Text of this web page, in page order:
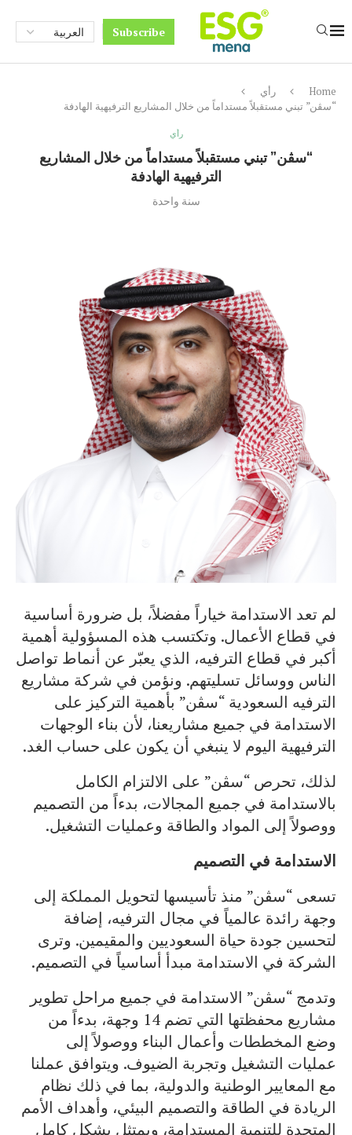
Subscribe
Home
رأي
“سڤن” تبني مستقبلاً مستداماً من خلال المشاريع الترفيهية الهادفة
رأي
“سڤن” تبني مستقبلاً مستداماً من خلال المشاريع
الترفيهية الهادفة
سنة واحدة
لم تعد الاستدامة خياراً مفضلاً، بل ضرورة أساسية
في قطاع الأعمال. وتكتسب هذه المسؤولية أهمية
أكبر في قطاع الترفيه، الذي يعبّر عن أنماط تواصل
الناس ووسائل تسليتهم. ونؤمن في شركة مشاريع
الترفيه السعودية “سڤن” بأهمية التركيز على
الاستدامة في جميع مشاريعنا، لأن بناء الوجهات
الترفيهية اليوم لا ينبغي أن يكون على حساب الغد.
لذلك، تحرص “سڤن” على الالتزام الكامل
بالاستدامة في جميع المجالات، بدءاً من التصميم
ووصولاً إلى المواد والطاقة وعمليات التشغيل.
الاستدامة في التصميم
تسعى “سڤن” منذ تأسيسها لتحويل المملكة إلى
وجهة رائدة عالمياً في مجال الترفيه، إضافة
لتحسين جودة حياة السعوديين والمقيمين. وترى
الشركة في الاستدامة مبدأ أساسياً في التصميم.
وتدمج “سڤن” الاستدامة في جميع مراحل تطوير
مشاريع محفظتها التي تضم 14 وجهة، بدءاً من
وضع المخططات وأعمال البناء ووصولاً إلى
عمليات التشغيل وتجربة الضيوف. ويتوافق عملنا
مع المعايير الوطنية والدولية، بما في ذلك نظام
الريادة في الطاقة والتصميم البيئي، وأهداف الأمم
المتحدة للتنمية المستدامة، ويمتثل بشكل كامل